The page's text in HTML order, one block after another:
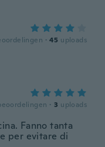
· 45 uploads
· 3 uploads
Fanno tanta
per evitare di